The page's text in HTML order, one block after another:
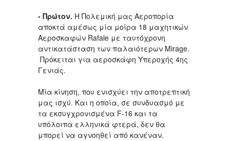
- Πρώτον. Η Πολεμική μας Αεροπορία
αποκτά αμέσως μία μοίρα 18 μαχητικών
Αεροσκαφών Rafale με ταυτόχρονη
αντικατάσταση των παλαιότερων Mirage.
Πρόκειται για αεροσκάφη Υπεροχής 4ης
Γενιάς.
Μία κίνηση, που ενισχύει την αποτρεπτική
μας ισχύ. Και η οποία, σε συνδυασμό με
τα εκσυγχρονισμένα F-16 και τα
υπόλοιπα ελληνικά φτερά, δεν θα
μπορεί να αγνοηθεί από κανέναν.